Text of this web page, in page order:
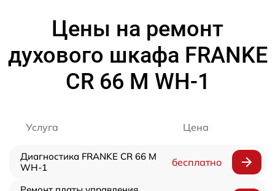
Цены на ремонт
духового шкафа FRANKE
CR 66 M WH-1
Услуга Цена
Диагностика FRANKE CR 66 M
WH-1
бесплатно